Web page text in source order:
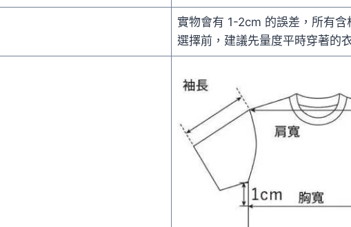
實物會有 1-2cm 的誤差，所有
選擇前，建議先量度平時穿著的